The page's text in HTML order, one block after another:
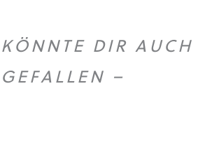
DIR AUCH
GEFALLEN –